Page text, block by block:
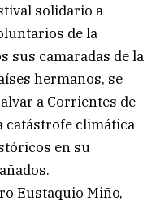
solidario a
de la
sus camaradas de la
hermanos, se
a Corrientes de
catástrofe climática
en su
Eustaquio Miño,